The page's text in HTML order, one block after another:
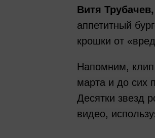
Витя
аппетитный
крошки от
Напомним, клип
марта и до сих
Десятки звезд
видео,